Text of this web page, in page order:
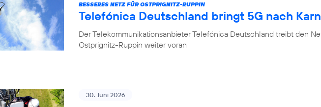
BESSERES NETZ FÜR OSTPRIGNITZ-RUPPIN
Telefónica Deutschland bringt 5G nach
Der Telekommunikationsanbieter Telefónica Deutschland treibt den
Ostprignitz-Ruppin weiter voran
30. Juni 2026